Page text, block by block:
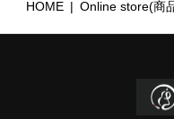
HOME Online store(商